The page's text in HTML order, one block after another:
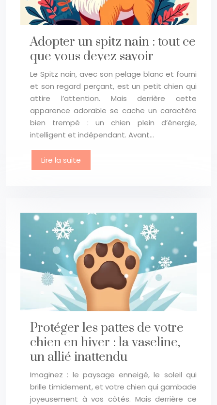
Adopter un spitz nain : tout ce
que vous devez savoir
Le Spitz nain, avec son pelage blanc et fourni
et son regard perçant, est un petit chien qui
attire l’attention. Mais derrière cette
apparence adorable se cache un caractère
bien trempé : un chien plein d’énergie,
intelligent et indépendant. Avant…
Lire la suite
Protéger les pattes de votre
chien en hiver : la vaseline,
un allié inattendu
Imaginez : le paysage enneigé, le soleil qui
brille timidement, et votre chien qui gambade
joyeusement à vos côtés. Mais derrière ce